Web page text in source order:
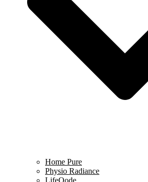
Home Pure
Physio Radiance
LifeQode